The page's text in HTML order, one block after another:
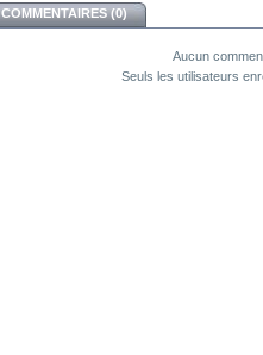
COMMENTAIRES (0)
Aucun
Seuls les utilisateurs